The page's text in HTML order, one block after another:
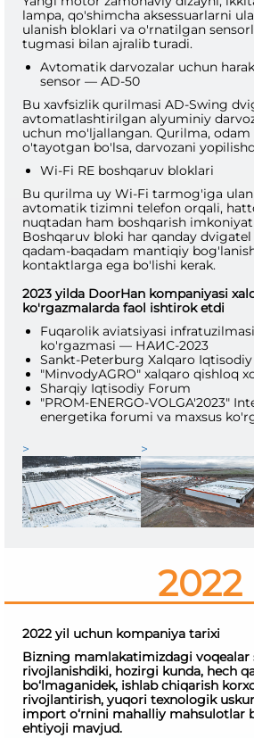
lampa, qo'shimcha aksessuarlarni
ulanish bloklari va o'rnatilgan
tugmasi bilan ajralib turadi.
Avtomatik darvozalar uchun
sensor — AD-50
Bu xavfsizlik qurilmasi AD-Swing
avtomatlashtirilgan alyuminiy
uchun mo'ljallangan. Qurilma, odam
o'tayotgan bo'lsa, darvozani
Wi-Fi RE boshqaruv bloklari
Bu qurilma uy Wi-Fi tarmog'iga
avtomatik tizimni telefon orqali,
nuqtadan ham boshqarish
Boshqaruv bloki har qanday
qadam-baqadam mantiqiy
kontaktlarga ega bo'lishi kerak.
2023 yilda DoorHan kompaniyasi
ko'rgazmalarda faol ishtirok etdi
Fuqarolik aviatsiyasi
ko'rgazmasi — НАИС-2023
Sankt-Peterburg Xalqaro
"MinvodyAGRO" xalqaro qishloq
Sharqiy Iqtisodiy Forum
"PROM-ENERGO-VOLGA'2023"
energetika forumi va maxsus
>
>
2022
2022 yil uchun kompaniya tarixi
Bizning mamlakatimizdagi voqealar
rivojlanishdiki, hozirgi kunda, hech
bo‘lmaganidek, ishlab chiqarish
rivojlantirish, yuqori texnologik
import o‘rnini mahalliy mahsulotlar
ehtiyoji mavjud.